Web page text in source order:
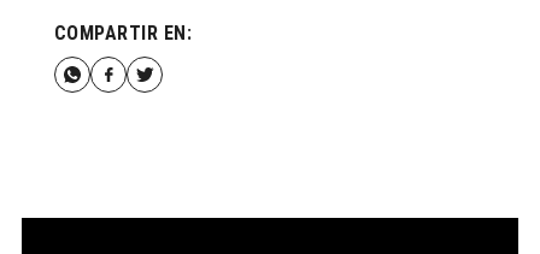
COMPARTIR EN: